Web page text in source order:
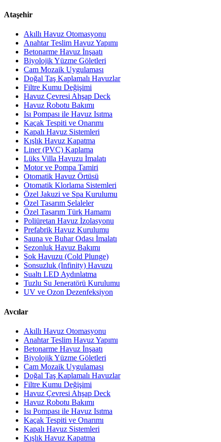
Ataşehir
Akıllı Havuz Otomasyonu
Anahtar Teslim Havuz Yapımı
Betonarme Havuz İnşaatı
Biyolojik Yüzme Göletleri
Cam Mozaik Uygulaması
Doğal Taş Kaplamalı Havuzlar
Filtre Kumu Değişimi
Havuz Çevresi Ahşap Deck
Havuz Robotu Bakımı
Isı Pompası ile Havuz Isıtma
Kaçak Tespiti ve Onarımı
Kapalı Havuz Sistemleri
Kışlık Havuz Kapatma
Liner (PVC) Kaplama
Lüks Villa Havuzu İmalatı
Motor ve Pompa Tamiri
Otomatik Havuz Örtüsü
Otomatik Klorlama Sistemleri
Özel Jakuzi ve Spa Kurulumu
Özel Tasarım Şelaleler
Özel Tasarım Türk Hamamı
Poliüretan Havuz İzolasyonu
Prefabrik Havuz Kurulumu
Sauna ve Buhar Odası İmalatı
Sezonluk Havuz Bakımı
Şok Havuzu (Cold Plunge)
Sonsuzluk (Infinity) Havuzu
Sualtı LED Aydınlatma
Tuzlu Su Jeneratörü Kurulumu
UV ve Ozon Dezenfeksiyon
Avcılar
Akıllı Havuz Otomasyonu
Anahtar Teslim Havuz Yapımı
Betonarme Havuz İnşaatı
Biyolojik Yüzme Göletleri
Cam Mozaik Uygulaması
Doğal Taş Kaplamalı Havuzlar
Filtre Kumu Değişimi
Havuz Çevresi Ahşap Deck
Havuz Robotu Bakımı
Isı Pompası ile Havuz Isıtma
Kaçak Tespiti ve Onarımı
Kapalı Havuz Sistemleri
Kışlık Havuz Kapatma